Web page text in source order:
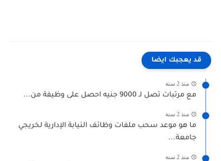
قد يعجبك ايضا
منذ 2 سنة
مع مرتبات تصل لـ 9000 جنيه احصل على وظيفة من...
منذ 2 سنة
ما هو موعد سحب ملفات وظائف النيابة الإدارية لخريجي
جامعة...
منذ 2 سنة